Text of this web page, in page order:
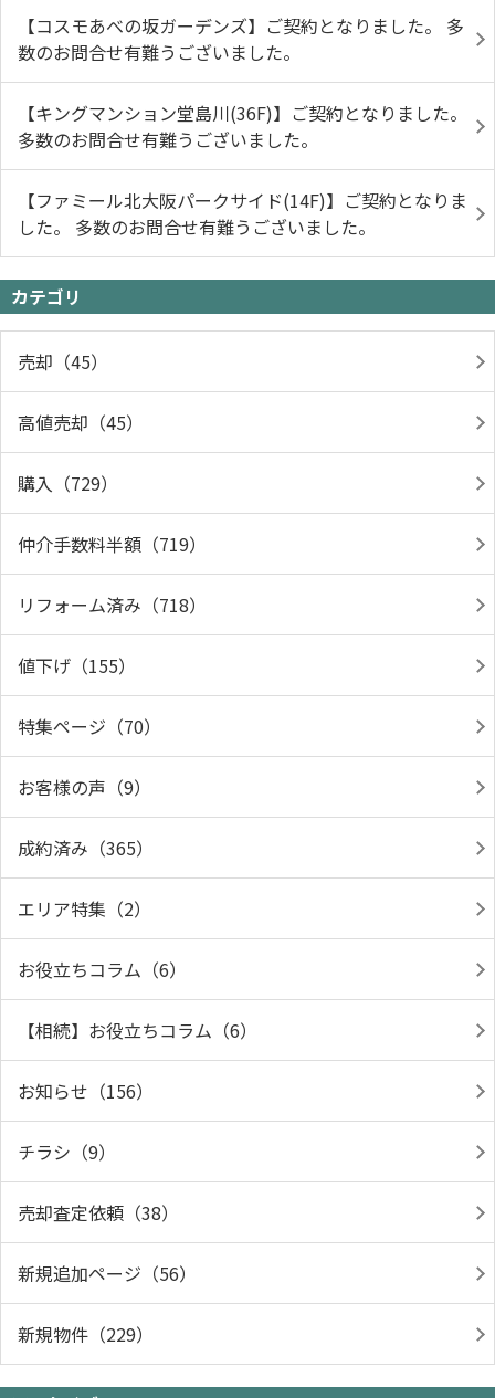
【コスモあべの坂ガーデンズ】ご契約となりました。 多
数のお問合せ有難うございました。
【キングマンション堂島川(36F)】ご契約となりました。
多数のお問合せ有難うございました。
【ファミール北大阪パークサイド(14F)】ご契約となりま
した。 多数のお問合せ有難うございました。
カテゴリ
売却（45）
高値売却（45）
購入（729）
仲介手数料半額（719）
リフォーム済み（718）
値下げ（155）
特集ページ（70）
お客様の声（9）
成約済み（365）
エリア特集（2）
お役立ちコラム（6）
【相続】お役立ちコラム（6）
お知らせ（156）
チラシ（9）
売却査定依頼（38）
新規追加ページ（56）
新規物件（229）